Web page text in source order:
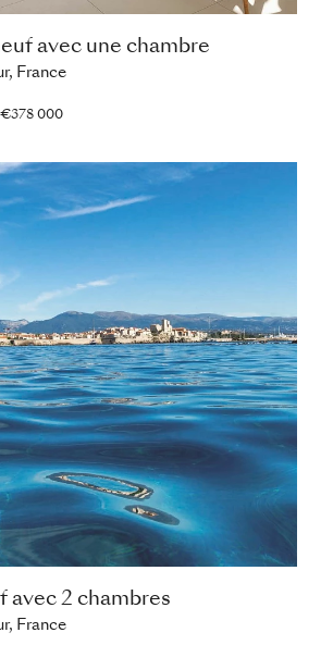
avec une chambre
France
€378 000
avec 2 chambres
France